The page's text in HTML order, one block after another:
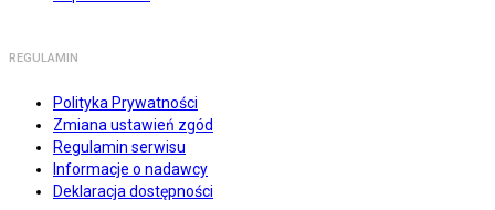
REGULAMIN
Polityka Prywatności
Zmiana ustawień zgód
Regulamin serwisu
Informacje o nadawcy
Deklaracja dostępności